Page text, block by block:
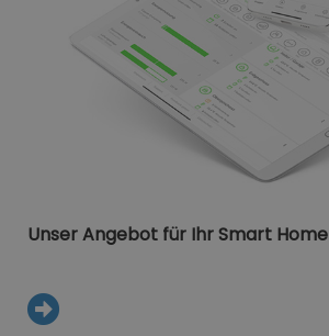
Unser Angebot für Ihr Smart Home